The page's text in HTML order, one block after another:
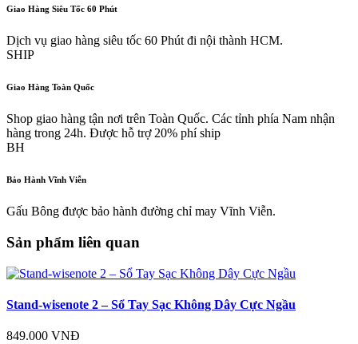
Giao Hàng Siêu Tốc 60 Phút
Dịch vụ giao hàng siêu tốc 60 Phút đi nội thành HCM.
SHIP
Giao Hàng Toàn Quốc
Shop giao hàng tận nơi trên Toàn Quốc. Các tỉnh phía Nam nhận
hàng trong 24h. Được hỗ trợ 20% phí ship
BH
Bảo Hành Vĩnh Viễn
Gấu Bông được bảo hành đường chỉ may Vĩnh Viễn.
Sản phẩm liên quan
Stand-wisenote 2 – Sổ Tay Sạc Không Dây Cực Ngầu
849.000 VNĐ